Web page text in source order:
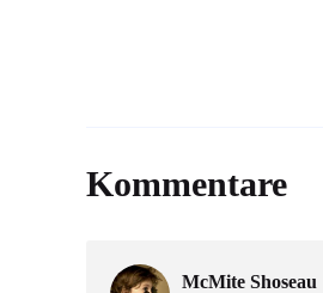
Kommentare
McMite Shoseau